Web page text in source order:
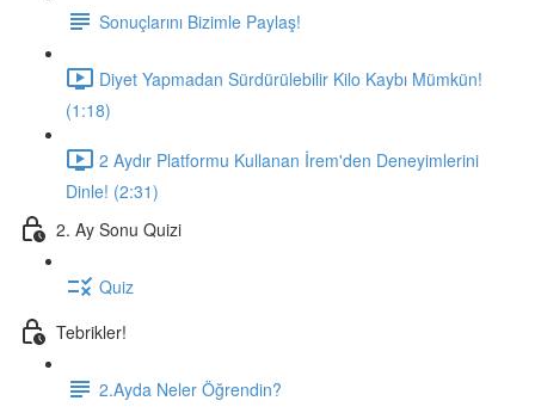
Sonuçlarını Bizimle Paylaş!
Diyet Yapmadan Sürdürülebilir Kilo Kaybı Mümkün!
(1:18)
2 Aydır Platformu Kullanan İrem'den Deneyimlerini
Dinle! (2:31)
2. Ay Sonu Quizi
Quiz
Tebrikler!
2.Ayda Neler Öğrendin?